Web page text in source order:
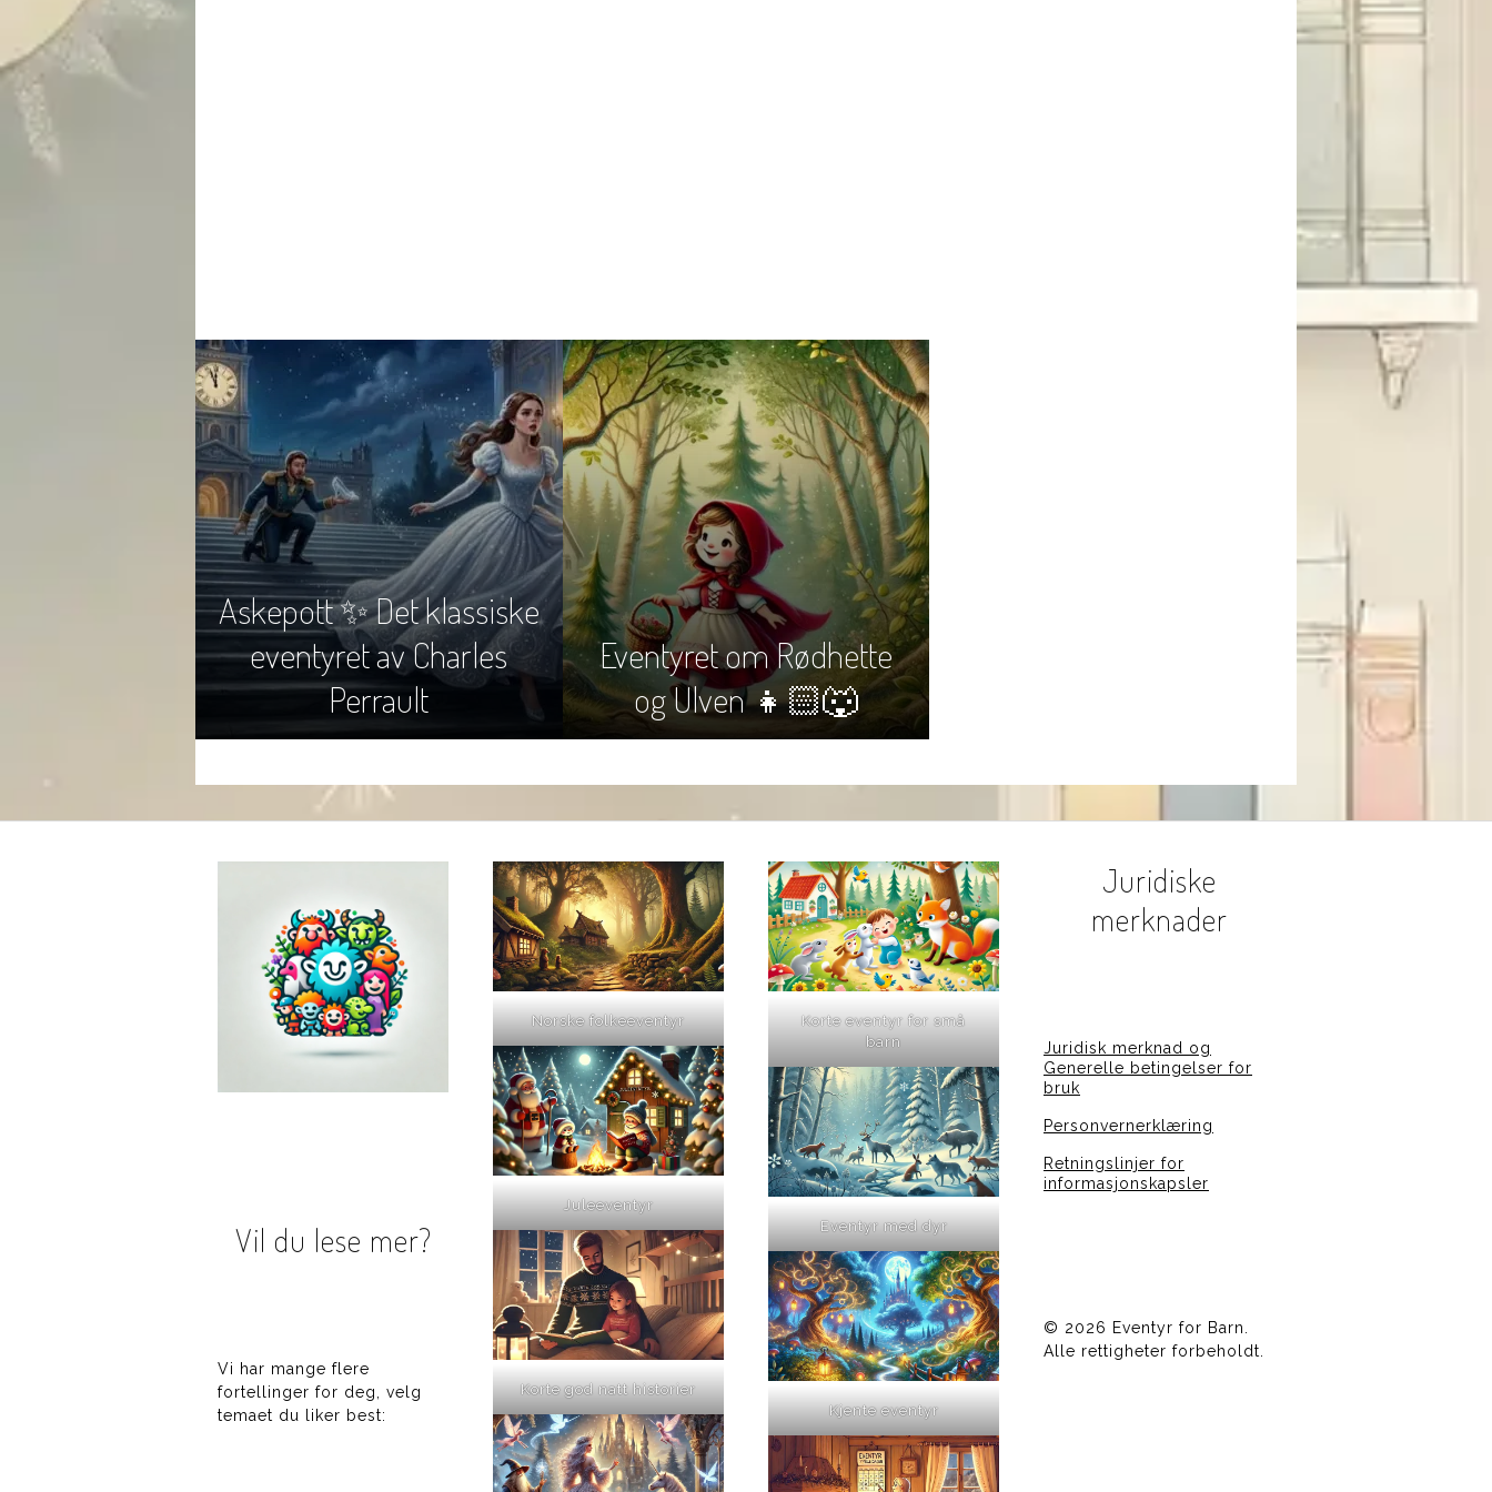
Askepott ✨ Det klassiske
eventyret av Charles
Perrault
Eventyret om Rødhette
og Ulven 👧🏻🐺
Vil du lese mer?
Vi har mange flere
fortellinger for deg, velg
temaet du liker best:
Norske folkeeventyr
Juleeventyr
Korte god natt historier
Korte eventyr for små
barn
Eventyr med dyr
Kjente eventyr
Juridiske
merknader
Juridisk merknad og
Generelle betingelser for
bruk
Personvernerklæring
Retningslinjer for
informasjonskapsler
© 2026 Eventyr for Barn.
Alle rettigheter forbeholdt.